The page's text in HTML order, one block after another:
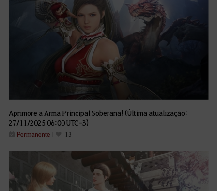
Aprimore a Arma Principal Soberana! (Última atualização:
27/11/2025 06:00 UTC-3)
Permanente 13